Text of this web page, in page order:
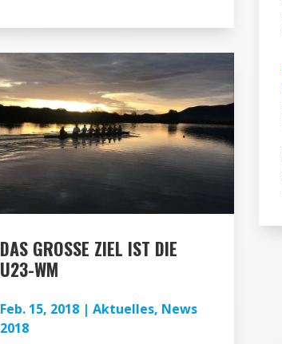
DAS GROSSE ZIEL IST DIE U
23-WM
Feb. 15, 2018| Aktuelles, News
2018